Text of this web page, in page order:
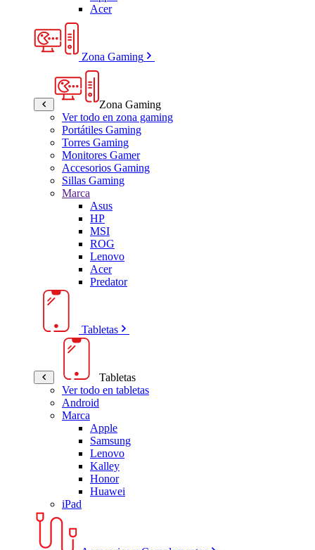
Acer
Zona Gaming
Zona Gaming
Ver todo en zona gaming
Portátiles Gaming
Torres Gaming
Monitores Gamer
Accesorios Gaming
Sillas Gaming
Marca
Asus
HP
MSI
ROG
Lenovo
Acer
Predator
Tabletas
Tabletas
Ver todo en tabletas
Android
Marca
Apple
Samsung
Lenovo
Kalley
Honor
Huawei
iPad